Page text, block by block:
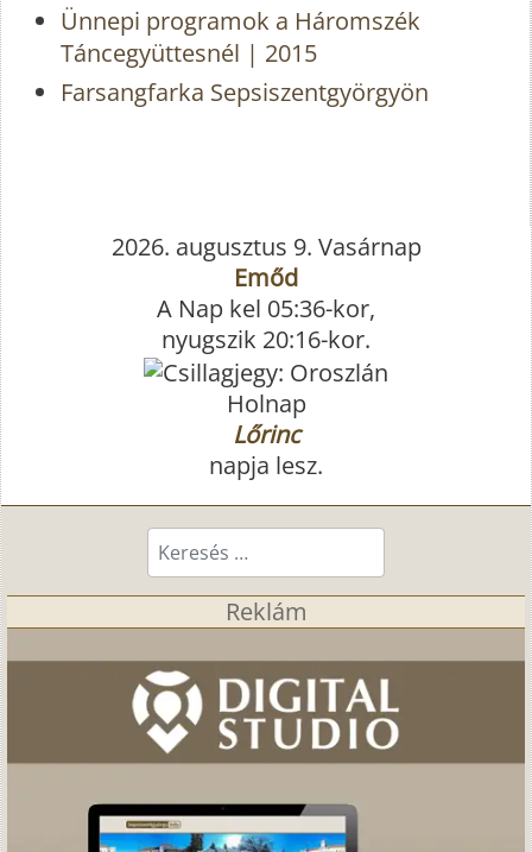
Ünnepi programok a Háromszék
Táncegyüttesnél | 2015
Farsangfarka Sepsiszentgyörgyön
2026. augusztus 9. Vasárnap
Emőd
A Nap kel 05:36-kor,
nyugszik 20:16-kor.
Holnap
Lőrinc
napja lesz.
Keresés...
Reklám